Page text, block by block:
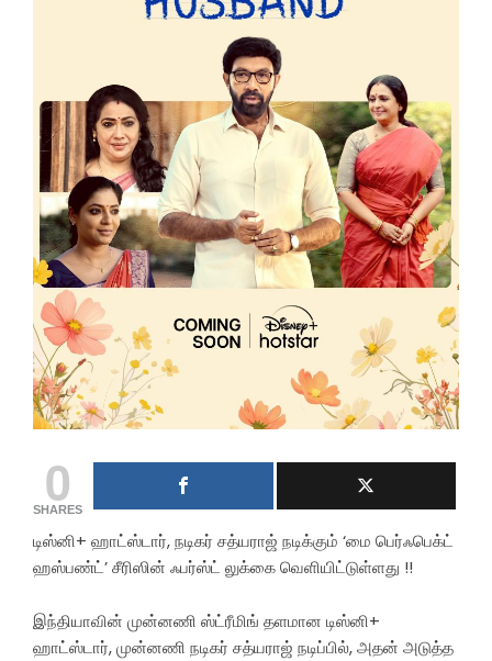
0
SHARES
டிஸ்னி+ ஹாட்ஸ்டார், நடிகர் சத்யராஜ் நடிக்கும் ‘மை பெர்ஃபெக்ட்
ஹஸ்பண்ட்’ சீரிஸின் ஃபர்ஸ்ட் லுக்கை வெளியிட்டுள்ளது !!
இந்தியாவின் முன்னணி ஸ்ட்ரீமிங் தளமான டிஸ்னி+
ஹாட்ஸ்டார், முன்னணி நடிகர் சத்யராஜ் நடிப்பில், அதன் அடுத்த